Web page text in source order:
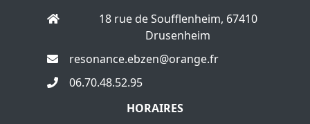
18 rue de Soufflenheim, 67410
Drusenheim
resonance.ebzen@orange.fr
06.70.48.52.95
HORAIRES